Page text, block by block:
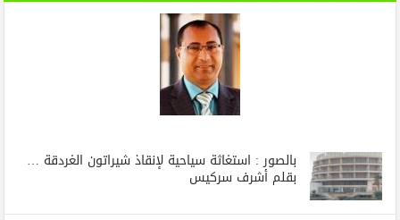
بالصور : استغاثة سياحية لإنقاذ شيراتون الغردقة …
بقلم أشرف سركيس